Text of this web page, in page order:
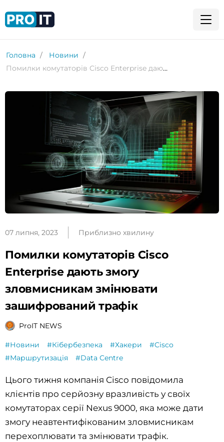
Головна
Новини
Помилки комутаторів Cisco Enterprise дають змогу зловмисникам змінювати зашифрований трафік
07 липня, 2023 Приблизно хвилину
Помилки комутаторів Cisco
Enterprise дають змогу
зловмисникам змінювати
зашифрований трафік
ProIT NEWS
#Новини #Кібербезпека #Хакери
#Cisco
#Маршрутизація
#Data Centre
Цього тижня компанія Cisco повідомила
клієнтів про серйозну вразливість у своїх
комутаторах серії Nexus 9000, яка може дати
змогу неавтентифікованим зловмисникам
перехоплювати та змінювати трафік.